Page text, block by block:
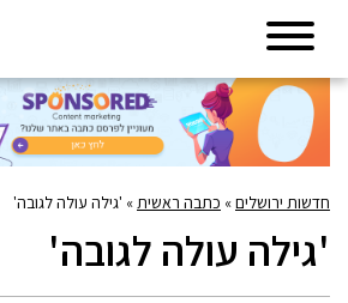
חדשות ירושלים» כתבה ראשית» 'גילה עולה לגובה'
'גילה עולה לגובה'